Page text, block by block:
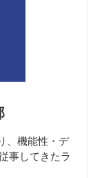
、機能性・デ
事してきたラ